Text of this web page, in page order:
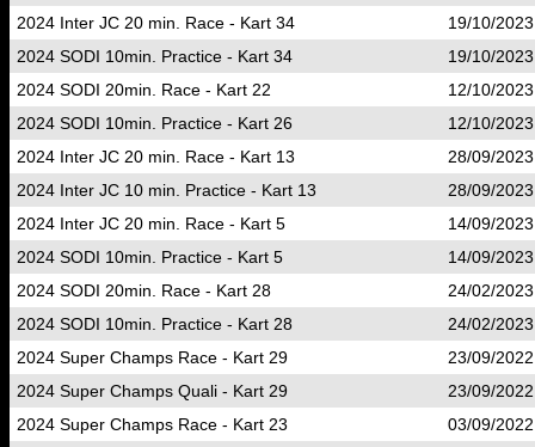
2024 Inter JC 20 min. Race - Kart 34
19/10/
2024 SODI 10min. Practice - Kart 34
19/10/
2024 SODI 20min. Race - Kart 22
12/10/
2024 SODI 10min. Practice - Kart 26
12/10/
2024 Inter JC 20 min. Race - Kart 13
28/09/
2024 Inter JC 10 min. Practice - Kart 13
28/09/
2024 Inter JC 20 min. Race - Kart 5
14/09/
2024 SODI 10min. Practice - Kart 5
14/09/
2024 SODI 20min. Race - Kart 28
24/02/
2024 SODI 10min. Practice - Kart 28
24/02/
2024 Super Champs Race - Kart 29
23/09/
2024 Super Champs Quali - Kart 29
23/09/
2024 Super Champs Race - Kart 23
03/09/